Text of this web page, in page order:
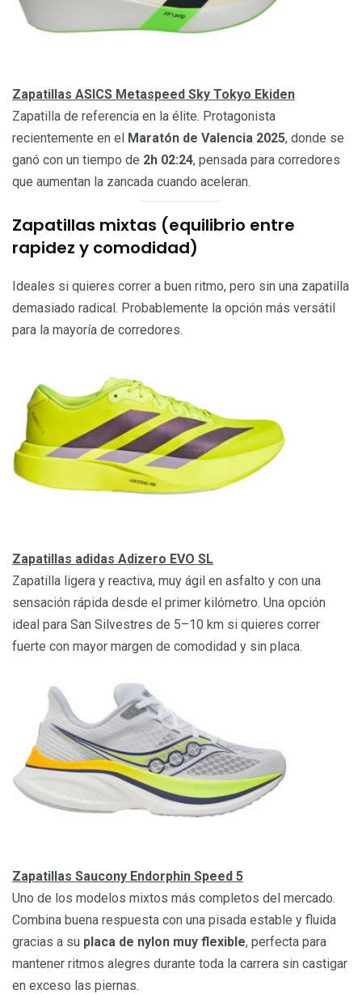
Zapatillas ASICS Metaspeed Sky Tokyo Ekiden
Zapatilla de referencia en la élite. Protagonista
recientemente en el
Maratón de Valencia 2025, donde se
ganó con un tiempo de 2h 02:24, pensada para corredores
que aumentan la zancada cuando aceleran.
Zapatillas mixtas (equilibrio entre
rapidez y comodidad)
Ideales si quieres correr a buen ritmo, pero sin una zapatilla
demasiado radical. Probablemente la opción más versátil
para la mayoría de corredores.
Zapatillas adidas Adizero EVO SL
Zapatilla ligera y reactiva, muy ágil en asfalto y con una
sensación rápida desde el primer kilómetro. Una opción
ideal para San Silvestres de 5–10 km si quieres correr
fuerte con mayor margen de comodidad y sin placa.
Zapatillas Saucony Endorphin Speed 5
Uno de los modelos mixtos más completos del mercado.
Combina buena respuesta con una pisada estable y fluida
gracias a su placa de nylon muy flexible, perfecta para
mantener ritmos alegres durante toda la carrera sin castigar
en exceso las piernas.